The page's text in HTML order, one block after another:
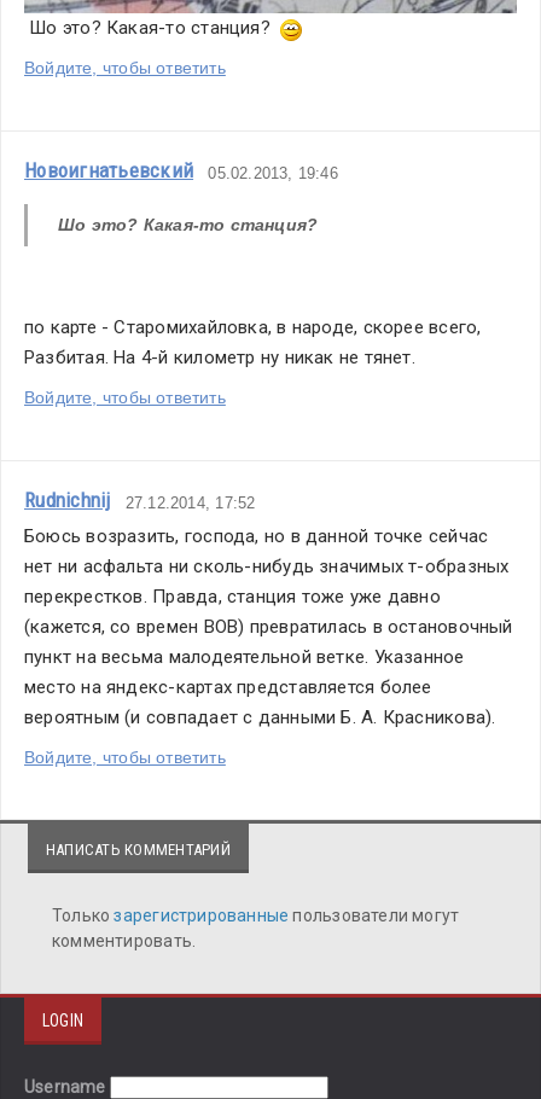
Шо это? Какая-то станция?
Войдите, чтобы ответить
Новоигнатьевский 05.02.2013, 19:46
Шо это? Какая-то станция?
по карте - Старомихайловка, в народе, скорее всего,
Разбитая. На 4-й километр ну никак не тянет.
Войдите, чтобы ответить
Rudnichnij 27.12.2014, 17:52
Боюсь возразить, господа, но в данной точке сейчас
нет ни асфальта ни сколь-нибудь значимых т-образных
перекрестков. Правда, станция тоже уже давно
(кажется, со времен ВОВ) превратилась в остановочный
пункт на весьма малодеятельной ветке. Указанное
место на яндекс-картах представляется более
вероятным (и совпадает с данными Б. А. Красникова).
Войдите, чтобы ответить
НАПИСАТЬ КОММЕНТАРИЙ
Толькозарегистрированныепользователи могут
комментировать.
LOGIN
Username